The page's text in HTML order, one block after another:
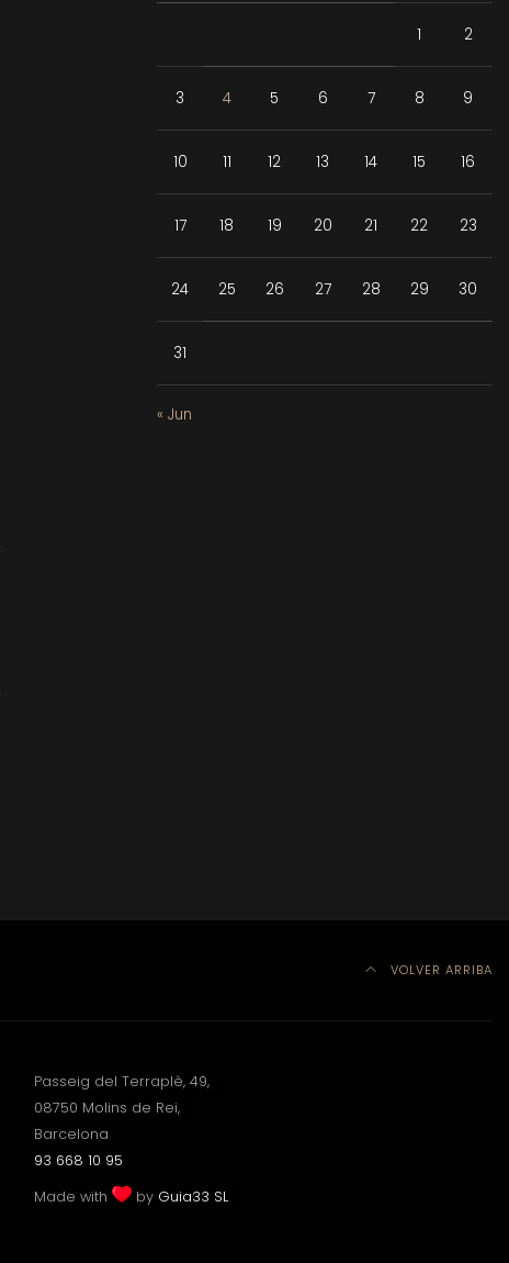
1 2
3 4 5 6 7 8 9
10 11 12 13 14 15 16
17 18 19 20 21 22 23
24 25 26 27 28 29 30
31
« Jun
VOLVER ARRIBA
Passeig del Terraplè, 49,
08750 Molins de Rei,
Barcelona
93 668 10 95
Made with
by Guia33 SL